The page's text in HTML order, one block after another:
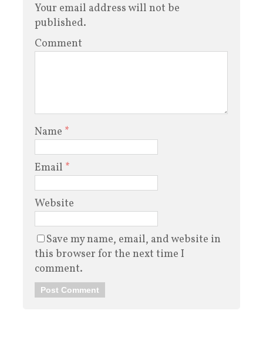
Your email address will not be
published.
Comment
Name *
Email *
Website
Save my name, email, and website in
this browser for the next time I
comment.